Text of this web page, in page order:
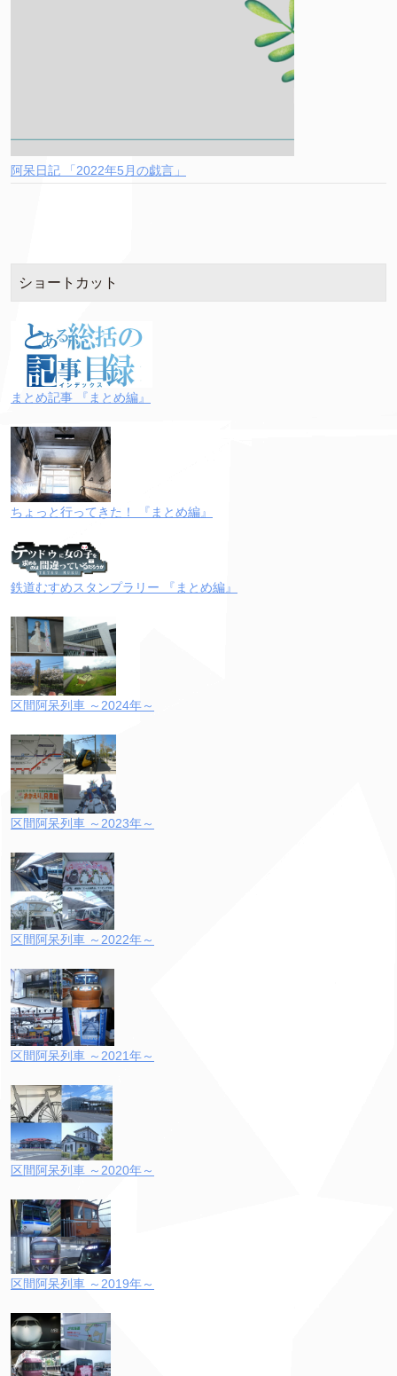
阿呆日記 「2022年5月の戯言」
ショートカット
まとめ記事 『まとめ編』
ちょっと行ってきた！ 『まとめ編』
鉄道むすめスタンプラリー 『まとめ編』
区間阿呆列車 ～2024年～
区間阿呆列車 ～2023年～
区間阿呆列車 ～2022年～
区間阿呆列車 ～2021年～
区間阿呆列車 ～2020年～
区間阿呆列車 ～2019年～